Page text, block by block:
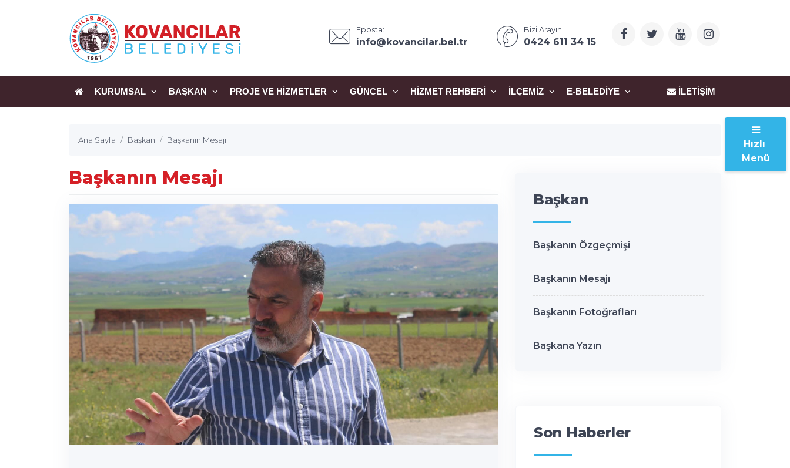
Eposta:
info@kovancilar.bel.tr
Bizi Arayın:
0424 611 34 15
KURUMSAL BAŞKAN PROJE VE HIZMETLER GÜNCEL HIZMET REHBERI İLÇEMIZ E-BELEDIYE İLETIŞIM
Ana Sayfa Başkan Başkanın Mesajı
Başkanın Mesajı
Başkan
Başkanın Özgeçmişi
Başkanın Mesajı
Başkanın Fotoğrafları
Başkana Yazın
Son Haberler
Hızlı
Menü